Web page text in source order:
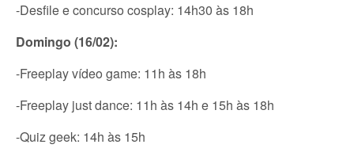
-Desfile e concurso cosplay: 14h30 às 18h
Domingo (16/02):
-Freeplay vídeo game: 11h às 18h
-Freeplay just dance: 11h às 14h e 15h às 18h
-Quiz geek: 14h às 15h